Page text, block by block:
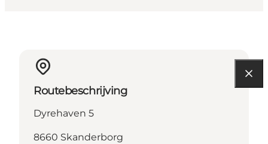
Routebeschrijving
Dyrehaven 5
8660 Skanderborg